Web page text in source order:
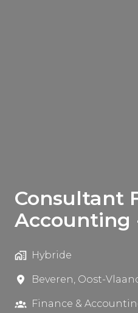
Consultant
Accounting
Hybride
Beveren Oost-
Finance &